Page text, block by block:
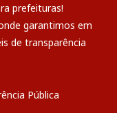
prefeituras!
garantimos em
de transparência
Pública